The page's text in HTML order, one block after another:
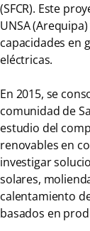
(SFCR). Este
UNSA
capacidades en
eléctricas.
En 2015, se
comunidad de
estudio del
renovables en
investigar
solares,
calentamiento
basados en